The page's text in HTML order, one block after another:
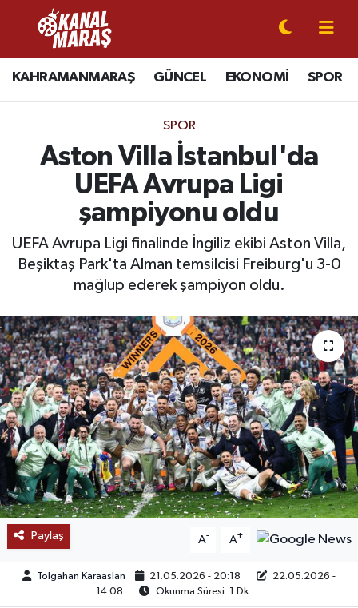
KAHRAMANMARAŞ GÜNCEL EKONOMİ SPOR
SPOR
Aston Villa İstanbul'da
UEFA Avrupa Ligi
şampiyonu oldu
UEFA Avrupa Ligi finalinde İngiliz ekibi Aston Villa,
Beşiktaş Park'ta Alman temsilcisi Freiburg'u 3-0
mağlup ederek şampiyon oldu.
Paylaş A- A+
Tolgahan Karaaslan 21.05.2026 - 20:18
22.05.2026 -
14:08
Okunma Süresi: 1 Dk
CANLI YAYIN
KAHRAMANMARAŞ
SİYASET
EKONOMİ
MAGAZİN
SAĞLIK
EĞİTİM
BÖLGE
KEŞFET
POPÜLER
Kahramanmaraş Nöbetçi Eczaneler
Kahramanmaraş Hava Durumu
Kahramanmaraş Namaz Vakitleri
Kahramanmaraş Trafik Yoğunluk Haritası
Süper Lig Puan Durumu ve Fikstür
Tüm Manşetler
Haber Arşivi